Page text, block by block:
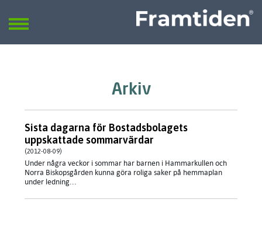
SÖK
Arkiv
Sista dagarna för Bostadsbolagets
uppskattade sommarvärdar
(2012-08-09)
Under några veckor i sommar har barnen i Hammarkullen och
Norra Biskopsgården kunna göra roliga saker på hemmaplan
under ledning...